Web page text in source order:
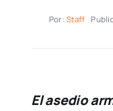
Por:Staff
El asedio